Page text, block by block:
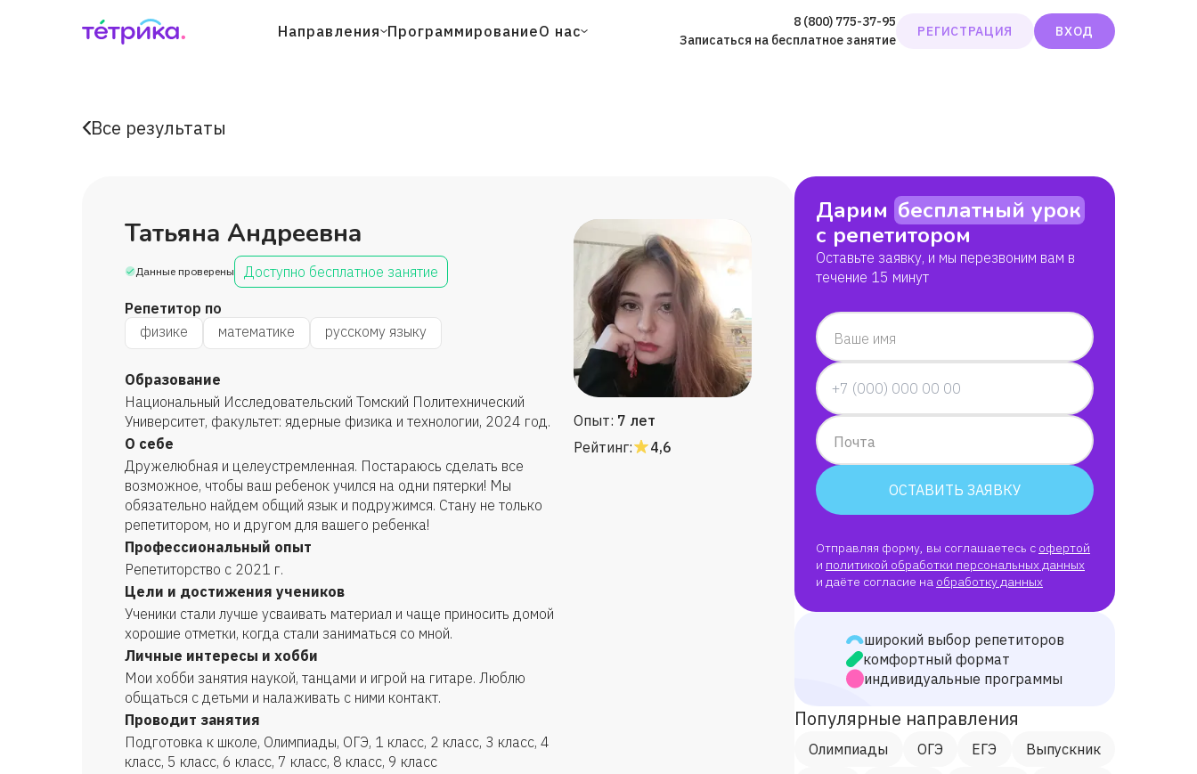
Направления ПрограммированиеО нас
8 (800) 775-37-95
Записаться на бесплатное занятие
РЕГИСТРАЦИЯ ВХОД
Все результаты
Татьяна Андреевна
Данные проверены Доступно бесплатное занятие
Репетитор по
физике
математике русскому языку
Образование
Национальный Исследовательский Томский Политехнический
Университет, факультет: ядерные физика и технологии, 2024 год.
О себе
Дружелюбная и целеустремленная. Постараюсь сделать все
возможное, чтобы ваш ребенок учился на одни пятерки! Мы
обязательно найдем общий язык и подружимся. Стану не только
репетитором, но и другом для вашего ребенка!
Профессиональный опыт
Репетиторство с 2021 г.
Цели и достижения учеников
Ученики стали лучше усваивать материал и чаще приносить домой
хорошие отметки, когда стали заниматься со мной.
Личные интересы и хобби
Мои хобби занятия наукой, танцами и игрой на гитаре. Люблю
общаться с детьми и налаживать с ними контакт.
Проводит занятия
Подготовка к школе, Олимпиады, ОГЭ, 1 класс, 2 класс, 3 класс, 4
класс, 5 класс, 6 класс, 7 класс, 8 класс, 9 класс
Опыт: 7 лет
Рейтинг:
4,6
Дарим бесплатный урок
с репетитором
Оставьте заявку, и мы перезвоним вам в
течение 15 минут
Ваше имя
Почта
ОСТАВИТЬ ЗАЯВКУ
Отправляя форму, вы соглашаетесь с офертой
и политикой обработки персональных данных
и даёте согласие на обработку данных
широкий выбор репетиторов
комфортный формат
индивидуальные программы
Популярные направления
Олимпиады ОГЭ ЕГЭ
Выпускник